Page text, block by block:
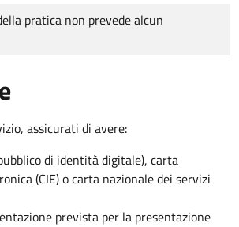
pratica non prevede alcun
assicurati di avere:
di identità digitale), carta
(CIE) o carta nazionale dei servizi
prevista per la presentazione